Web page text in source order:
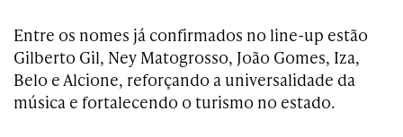
Entre os nomes já confirmados no line-up estão
Gilberto Gil, Ney Matogrosso, João Gomes, Iza,
Belo e Alcione, reforçando a universalidade da
música e fortalecendo o turismo no estado.